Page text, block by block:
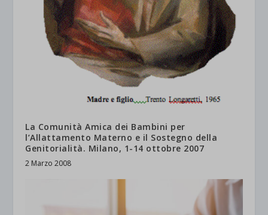
La Comunità Amica dei Bambini per
l’Allattamento Materno e il Sostegno della
Genitorialità. Milano, 1-14 ottobre 2007
2 Marzo 2008